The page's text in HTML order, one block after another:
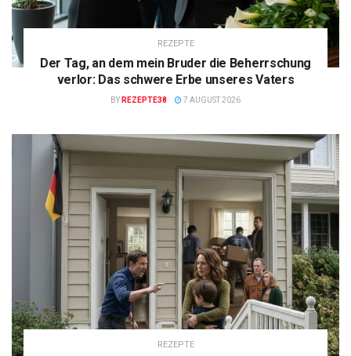
REZEPTE
Der Tag, an dem mein Bruder die Beherrschung
verlor: Das schwere Erbe unseres Vaters
BY REZEPTE38 7 AUGUST 2026
REZEPTE